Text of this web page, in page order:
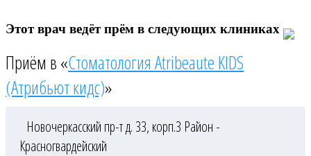
Этот врач ведёт прём в следующих клиниках
Приём в «Стоматология Atribeaute KIDS
(Атрибьют кидс)»
Новочеркасский пр-т д. 33, корп.3 Район -
Красногвардейский